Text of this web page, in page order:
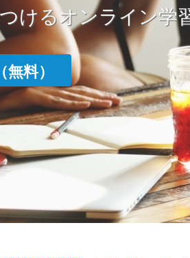
けるオンライン学
料）